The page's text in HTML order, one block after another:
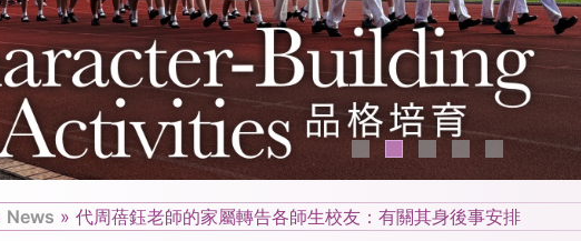
News » 代周蓓鈺老師的家屬轉告各師生校友：有關其身後事安排